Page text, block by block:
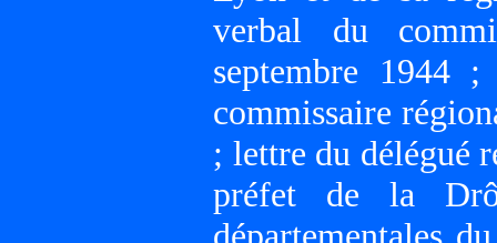
verbal du
septembre 1944
commissaire
; lettre du délégué
préfet de la